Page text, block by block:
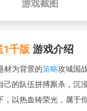
游戏截图
千版 游戏介绍
材为背景的策略攻城国
己的队伍拼搏厮杀，沉
以热血铸荣光，属于